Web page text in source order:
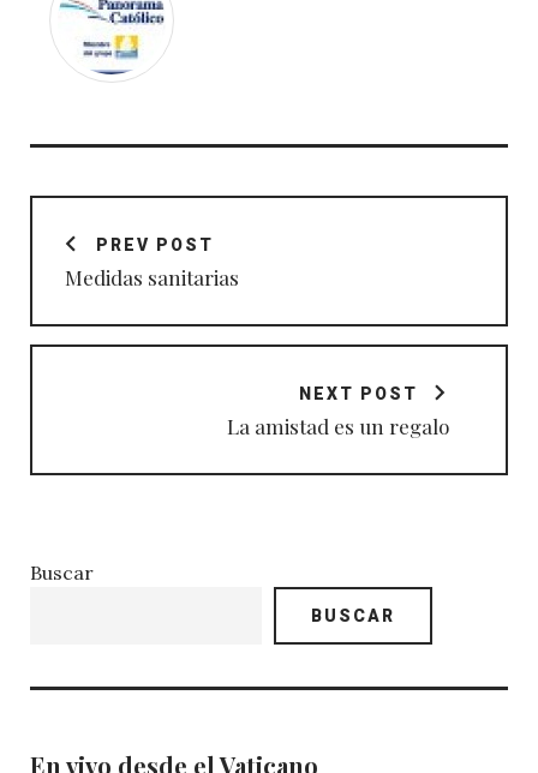
Navegación
entradasPREV POST
Medidas sanitarias
NEXT POST
La amistad es un regalo
Buscar
BUSCAR
En vivo desde el Vaticano